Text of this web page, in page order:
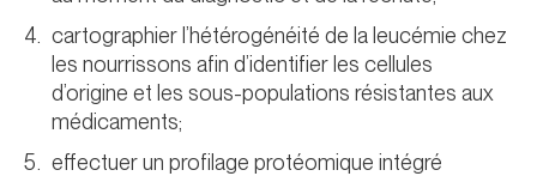
cartographier l’hétérogénéité de la leucémie chez
les nourrissons afin d’identifier les cellules
d’origine et les sous-populations résistantes aux
médicaments;
effectuer un profilage protéomique intégré